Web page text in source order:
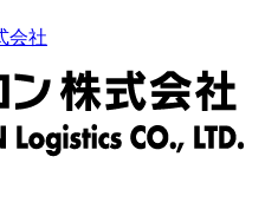
会社